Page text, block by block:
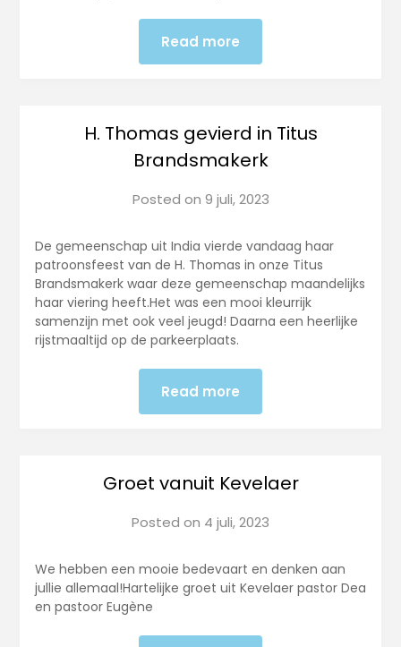
Read more
H. Thomas gevierd in Titus
Brandsmakerk
Posted on 9 juli, 2023
De gemeenschap uit India vierde vandaag haar
patroonsfeest van de H. Thomas in onze Titus
Brandsmakerk waar deze gemeenschap maandelijks
haar viering heeft.Het was een mooi kleurrijk
samenzijn met ook veel jeugd! Daarna een heerlijke
rijstmaaltijd op de parkeerplaats.
Read more
Groet vanuit Kevelaer
Posted on 4 juli, 2023
We hebben een mooie bedevaart en denken aan
jullie allemaal!Hartelijke groet uit Kevelaer pastor Dea
en pastoor Eugène